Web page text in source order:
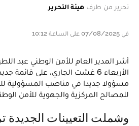
تحرير من طرف هيئة التحرير
في 07/08/2025 على الساعة 10:12
أشر المدير العام للأمن الوطني عبد
مسؤولا جديدا في مناصب المسؤولية
للمصالح المركزية والجهوية للأمن
وشملت التعيينات الجديدة ترقية أطر أمنية